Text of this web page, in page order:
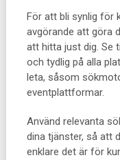
För att bli synlig för
avgörande att göra
att hitta just dig. Se
och tydlig på alla
leta, såsom
eventplattformar.
Använd relevanta
dina tjänster, så att
enklare det är för